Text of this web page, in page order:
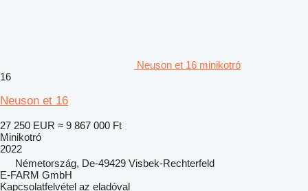
Neuson et 16 minikotró
16
Neuson et 16
27 250 EUR ≈ 9 867 000 Ft
Minikotró
2022
Németország, De-49429 Visbek-Rechterfeld
E-FARM GmbH
Kapcsolatfelvétel az eladóval